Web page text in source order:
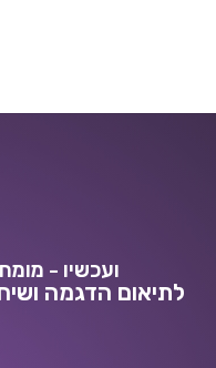
ועכשיו -
לתיאום הדגמה